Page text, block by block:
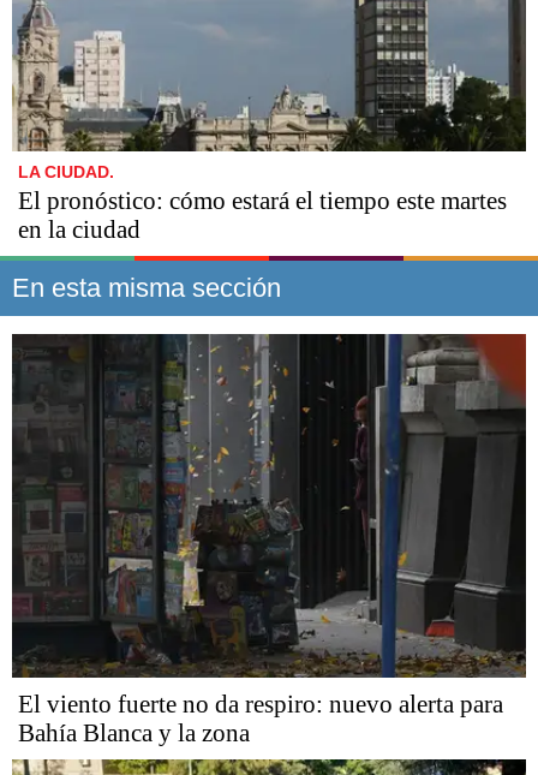
LA CIUDAD.
El pronóstico: cómo estará el tiempo este martes
en la ciudad
En esta misma sección
El viento fuerte no da respiro: nuevo alerta para
Bahía Blanca y la zona